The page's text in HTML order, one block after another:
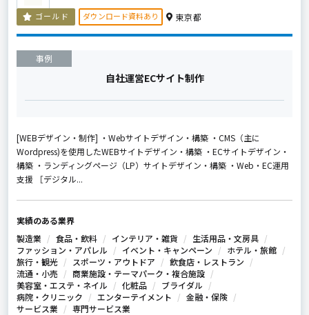
ゴールド ダウンロード資料あり 東京都
事例
自社運営ECサイト制作
[WEBデザイン・制作] ・Webサイトデザイン・構築 ・CMS（主に
Wordpress)を使用したWEBサイトデザイン・構築 ・ECサイトデザイン・
構築 ・ランディングページ（LP）サイトデザイン・構築 ・Web・EC運用
支援 ［デジタル...
実績のある業界
製造業
食品・飲料 インテリア・雑貨
生活用品・文房具
ファッション・アパレル
イベント・キャンペーン
ホテル・旅館
旅行・観光
スポーツ・アウトドア
飲食店・レストラン
流通・小売
商業施設・テーマパーク・複合施設
美容室・エステ・ネイル
化粧品
ブライダル
病院・クリニック
エンターテイメント
金融・保険
サービス業
専門サービス業